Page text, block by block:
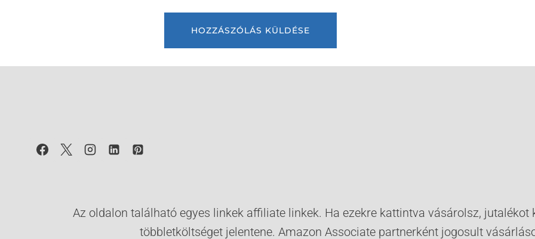
Az oldalon található egyes linkek affiliate linkek. Ha ezekre kattintva vásárolsz,
többletköltséget jelentene. Amazon Associate partnerként jogosult